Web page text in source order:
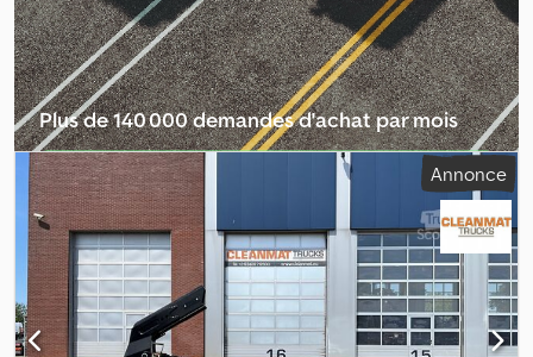
visuel : très bon Fabricant : Clean Mat Trucks B.V.
Wageningsestraat 17 6673DB ANDELST, NL
Plus de 140 000 demandes d'achat par mois
Sélectionner le pack revendeur Annonce